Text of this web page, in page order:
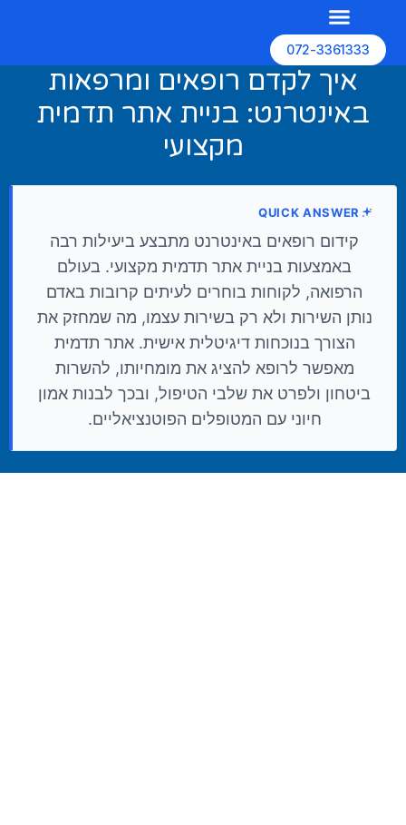
072-3361333
איך לקדם רופאים ומרפאות
באינטרנט: בניית אתר תדמית
מקצועי
QUICK ANSWER
קידום רופאים באינטרנט מתבצע ביעילות רבה
באמצעות בניית אתר תדמית מקצועי. בעולם
הרפואה, לקוחות בוחרים לעיתים קרובות באדם
נותן השירות ולא רק בשירות עצמו, מה שמחזק את
הצורך בנוכחות דיגיטלית אישית. אתר תדמית
מאפשר לרופא להציג את מומחיותו, להשרות
ביטחון ולפרט את שלבי הטיפול, ובכך לבנות אמון
חיוני עם המטופלים הפוטנציאליים.